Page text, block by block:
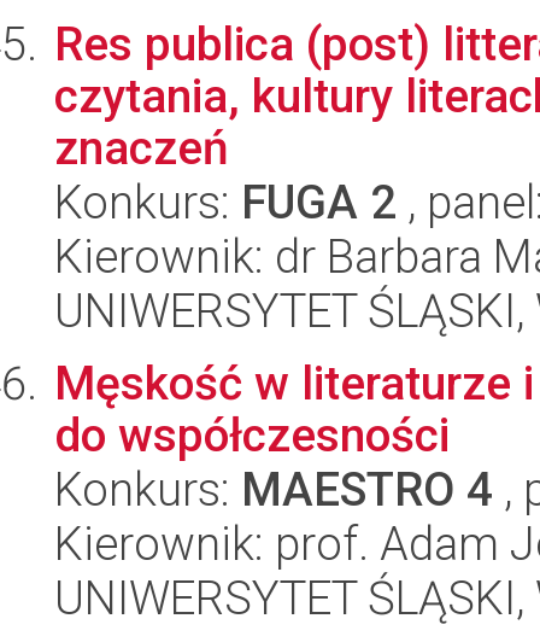
Res publica (post)
czytania, kultury
znaczeń
Konkurs: FUGA 2 ,
Kierownik: dr Barbara
UNIWERSYTET
Męskość w literaturze
do współczesności
Konkurs: MAESTRO 4 ,
Kierownik: prof. Adam
UNIWERSYTET